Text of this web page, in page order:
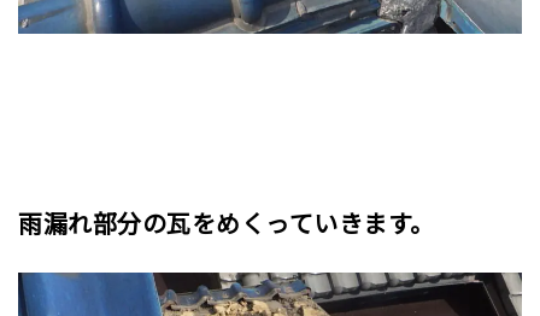
雨漏れ部分の瓦をめくっていきます。